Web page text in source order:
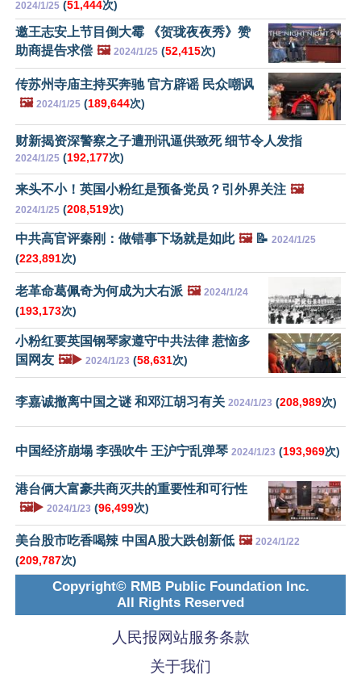
2024/1/25 (51,444次)
邀王志安上节目倒大霉 《贺珑夜夜秀》赞
助商提告求偿 🖼️ 2024/1/25 (52,415次)
传苏州寺庙主持买奔驰 官方辟谣 民众嘲讽
🖼️ 2024/1/25 (189,644次)
财新揭资深警察之子遭刑讯逼供致死 细节令人发指
2024/1/25 (192,177次)
来头不小！英国小粉红是预备党员？引外界关注 🖼️
2024/1/25 (208,519次)
中共高官评秦刚：做错事下场就是如此 🖼️📝 2024/1/25
(223,891次)
老革命葛佩奇为何成为大右派 🖼️ 2024/1/24
(193,173次)
小粉红要英国钢琴家遵守中共法律 惹恼多
国网友 🖼️▶️ 2024/1/23 (58,631次)
李嘉诚撤离中国之谜 和邓江胡习有关 2024/1/23 (208,989次)
中国经济崩塌 李强吹牛 王沪宁乱弹琴 2024/1/23 (193,969次)
港台俩大富豪共商灭共的重要性和可行性
🖼️▶️ 2024/1/23 (96,499次)
美台股市吃香喝辣 中国A股大跌创新低 🖼️ 2024/1/22
(209,787次)
Copyright© RMB Public Foundation Inc.
All Rights Reserved
人民报网站服务条款
关于我们